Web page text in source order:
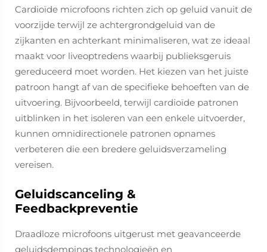
Cardioïde microfoons richten zich op geluid vanuit de
voorzijde terwijl ze achtergrondgeluid van de
zijkanten en achterkant minimaliseren, wat ze ideaal
maakt voor liveoptredens waarbij publieksgeruis
gereduceerd moet worden. Het kiezen van het juiste
patroon hangt af van de specifieke behoeften van de
uitvoering. Bijvoorbeeld, terwijl cardioïde patronen
uitblinken in het isoleren van een enkele uitvoerder,
kunnen omnidirectionele patronen opnames
verbeteren die een bredere geluidsverzameling
vereisen.
Geluidscanceling &
Feedbackpreventie
Draadloze microfoons uitgerust met geavanceerde
geluidsdempings technologieën en